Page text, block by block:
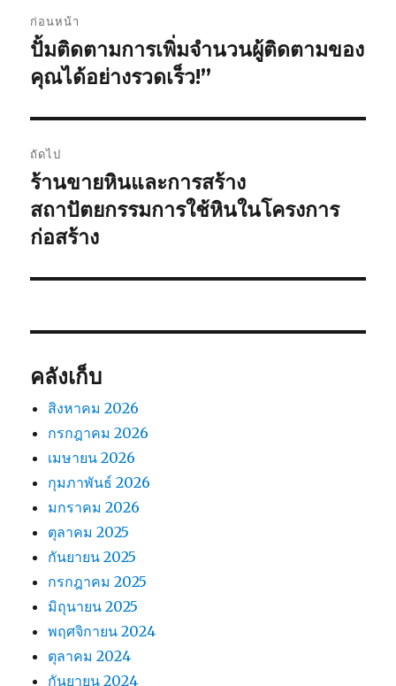
เรื่อง
ก่อนหน้า
เรื่อง
ก่อน
ปั้มติดตามการเพิ่มจำนวนผู้ติดตามของ
คุณได้อย่างรวดเร็ว!”
ถัดไป
เรื่อง
ต่อ
ไป:
ร้านขายหินและการสร้าง
สถาปัตยกรรมการใช้หินในโครงการ
ก่อสร้าง
คลังเก็บ
สิงหาคม 2026
กรกฎาคม 2026
เมษายน 2026
กุมภาพันธ์ 2026
มกราคม 2026
ตุลาคม 2025
กันยายน 2025
กรกฎาคม 2025
มิถุนายน 2025
พฤศจิกายน 2024
ตุลาคม 2024
กันยายน 2024